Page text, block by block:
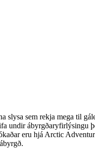
sem rekja mega til
undir ábyrgðaryfirlýsingu
eru hjá Arctic